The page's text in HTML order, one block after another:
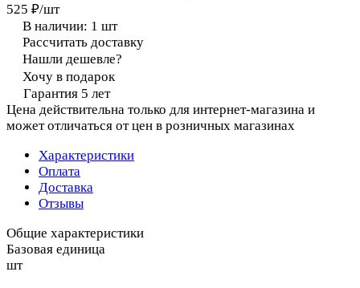
525 ₽/шт
В наличии: 1 шт
Рассчитать доставку
Нашли дешевле?
Хочу в подарок
Гарантия 5 лет
Цена действительна только для интернет-магазина и
может отличаться от цен в розничных магазинах
Характеристики
Оплата
Доставка
Отзывы
Общие характеристики
Базовая единица
шт